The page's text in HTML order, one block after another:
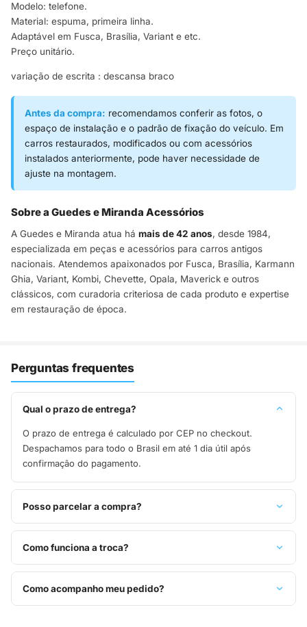
Modelo: telefone.
Material: espuma, primeira linha.
Adaptável em Fusca, Brasília, Variant e etc.
Preço unitário.
variação de escrita : descansa braco
Antes da compra: recomendamos conferir as fotos, o
espaço de instalação e o padrão de fixação do veículo. Em
carros restaurados, modificados ou com acessórios
instalados anteriormente, pode haver necessidade de
ajuste na montagem.
Sobre a Guedes e Miranda Acessórios
A Guedes e Miranda atua há mais de 42 anos, desde 1984,
especializada em peças e acessórios para carros antigos
nacionais. Atendemos apaixonados por Fusca, Brasília, Karmann
Ghia, Variant, Kombi, Chevette, Opala, Maverick e outros
clássicos, com curadoria criteriosa de cada produto e expertise
em restauração de época.
Perguntas frequentes
Qual o prazo de entrega?
O prazo de entrega é calculado por CEP no checkout.
Despachamos para todo o Brasil em até 1 dia útil após
confirmação do pagamento.
Posso parcelar a compra?
Sim, parcelamos em até 10x sem juros no cartão de crédito,
ou pague à vista no Pix com 8% de desconto.
Como funciona a troca?
Você tem 7 dias após o recebimento para solicitar troca.
Basta entrar em contato pelo WhatsApp ou e-mail.
Como acompanho meu pedido?